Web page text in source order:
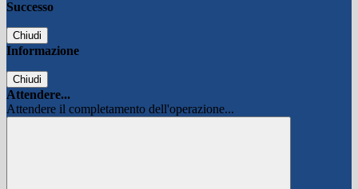
Successo
Chiudi
Informazione
Chiudi
Attendere...
Attendere il completamento dell'operazione...